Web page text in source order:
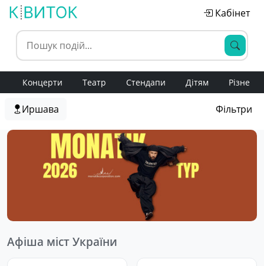
Кабінет
Концерти Театр Стендапи Дітям Різне
Иршава Фільтри
Афіша міст України